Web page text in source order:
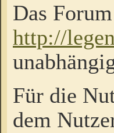
Das
http://
Für die
dem